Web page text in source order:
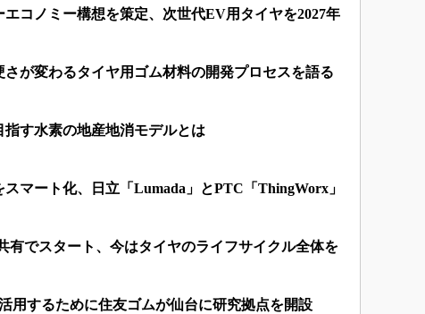
コノミー構想を策定、次世代EV用タイヤを2027年
が変わるタイヤ用ゴム材料の開発プロセスを語る
す水素の地産地消モデルとは
マート化、日立「Lumada」とPTC「ThingWorx」
有でスタート、今はタイヤのライフサイクル全体を
用するために住友ゴムが仙台に研究拠点を開設